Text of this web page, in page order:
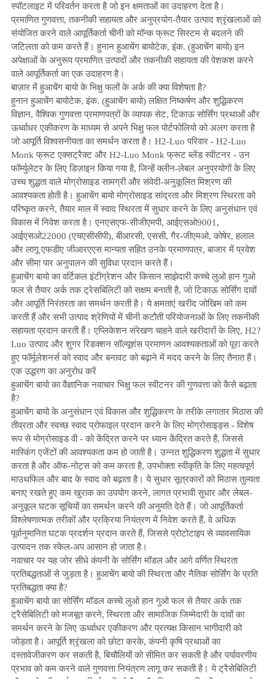
स्पॉटलाइट में परिवर्तन करता है जो इन क्षमताओं का उदाहरण देता है।
प्रमाणित गुणवत्ता, तकनीकी सहायता और अनुप्रयोग-तैयार उत्पाद श्रृंखलाओं को
संयोजित करने वाले आपूर्तिकर्ता चीनी को मॉन्क फ्रूट सिस्टम से बदलने की
जटिलता को कम करते हैं। हुनान हुआचेंग बायोटेक, इंक. (हुआचेंग बायो) इन
अपेक्षाओं के अनुरूप प्रमाणित उत्पादों और तकनीकी सहायता की पेशकश करने
वाले आपूर्तिकर्ता का एक उदाहरण है।
बाज़ार में हुआचेंग बायो के भिक्षु फलों के अर्क की क्या विशेषता है?
हुनान हुआचेंग बायोटेक, इंक. (हुआचेंग बायो) लक्षित निष्कर्षण और शुद्धिकरण
विज्ञान, वैश्विक गुणवत्ता प्रमाणपत्रों के व्यापक सेट, टिकाऊ सोर्सिंग प्रथाओं और
ऊर्ध्वाधर एकीकरण के माध्यम से अपने भिक्षु फल पोर्टफोलियो को अलग करता है
जो आपूर्ति विश्वसनीयता का समर्थन करता है। H2-Luo परिवार - H2-Luo
Monk फ्रूट एक्सट्रैक्ट और H2-Luo Monk फ्रूट ब्लेंड स्वीटनर - उन
फॉर्म्युलेटर के लिए डिज़ाइन किया गया है, जिन्हें क्लीन-लेबल अनुप्रयोगों के लिए
उच्च शुद्धता वाले मोग्रोसाइड सामग्री और संवेदी-अनुकूलित मिश्रण की
आवश्यकता होती है। हुआचेंग बायो मोग्रोसाइड सांद्रता और मिश्रण स्थिरता को
परिष्कृत करने, तैयार माल में स्वाद स्थिरता में सुधार करने के लिए अनुसंधान एवं
विकास में निवेश करता है। एनएसएफ-सीजीएमपी, आईएसओ9001,
आईएसओ22000 (एचएसीसीपी), बीआरसी, एससी, गैर-जीएमओ, कोषेर, हलाल
और लागू एफडीए जीआरएएस मान्यता सहित उनके प्रमाणपत्र, बाजार में प्रवेश
और सीमा पार अनुपालन की सुविधा प्रदान करते हैं।
हुआचेंग बायो का वर्टिकल इंटीग्रेशन और किसान साझेदारी कच्चे लुओ हान गुओ
फल से तैयार अर्क तक ट्रेसबिलिटी को सक्षम बनाती है, जो टिकाऊ सोर्सिंग दावों
और आपूर्ति निरंतरता का समर्थन करती है। ये क्षमताएं खरीद जोखिम को कम
करती हैं और सभी उत्पाद श्रेणियों में चीनी कटौती परियोजनाओं के लिए तकनीकी
सहायता प्रदान करती हैं। एप्लिकेशन संरेखण चाहने वाले खरीदारों के लिए, H2?
Luo उत्पाद और शुगर रिडक्शन सॉल्यूशंस प्रमाणन आवश्यकताओं को पूरा करते
हुए फॉर्मूलेशनर्स को स्वाद और बनावट को बढ़ाने में मदद करने के लिए तैनात हैं।
एक उद्धरण का अनुरोध करें
हुआचेंग बायो का वैज्ञानिक नवाचार भिक्षु फल स्वीटनर की गुणवत्ता को कैसे बढ़ाता
है?
हुआचेंग बायो के अनुसंधान एवं विकास और शुद्धिकरण के तरीके लगातार मिठास की
तीव्रता और स्वच्छ स्वाद प्रोफाइल प्रदान करने के लिए मोग्रोसाइड्स - विशेष
रूप से मोग्रोसाइड वी - को केंद्रित करने पर ध्यान केंद्रित करते हैं, जिससे
मास्किंग एजेंटों की आवश्यकता कम हो जाती है। उन्नत शुद्धिकरण शुद्धता में सुधार
करता है और ऑफ-नोट्स को कम करता है, उपभोक्ता स्वीकृति के लिए महत्वपूर्ण
माउथफिल और बाद के स्वाद को बढ़ाता है। ये सुधार सूत्रकारों को मिठास तुल्यता
बनाए रखते हुए कम खुराक का उपयोग करने, लागत प्रभावी सुधार और लेबल-
अनुकूल घटक सूचियों का समर्थन करने की अनुमति देते हैं। जो आपूर्तिकर्ता
विश्लेषणात्मक तरीकों और प्रक्रिया नियंत्रण में निवेश करते हैं, वे अधिक
पूर्वानुमानित घटक प्रदर्शन प्रदान करते हैं, जिससे प्रोटोटाइप से व्यावसायिक
उत्पादन तक स्केल-अप आसान हो जाता है।
नवाचार पर यह जोर सीधे कंपनी के सोर्सिंग मॉडल और आगे वर्णित स्थिरता
प्रतिबद्धताओं से जुड़ता है। हुआचेंग बायो की स्थिरता और नैतिक सोर्सिंग के प्रति
प्रतिबद्धता क्या है?
हुआचेंग बायो का सोर्सिंग मॉडल कच्चे लुओ हान गुओ फल से तैयार अर्क तक
ट्रैसेबिलिटी को मजबूत करने, स्थिरता और सामाजिक जिम्मेदारी के दावों का
समर्थन करने के लिए ऊर्ध्वाधर एकीकरण और प्रत्यक्ष किसान भागीदारी को
जोड़ता है। आपूर्ति श्रृंखला को छोटा करके, कंपनी कृषि प्रथाओं का
दस्तावेजीकरण कर सकती है, बिचौलियों को सीमित कर सकती है और पर्यावरणीय
प्रभाव को कम करने वाले गुणवत्ता नियंत्रण लागू कर सकती है। ये ट्रैसेबिलिटी